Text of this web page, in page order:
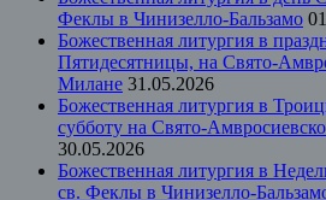
Феклы в Чинизелло-Бальзамо
Божественная литургия в
Пятидесятницы, на Свято-
Милане 31.05.2026
Божественная литургия в
субботу на Свято-
30.05.2026
Божественная литургия в
св. Феклы в Чинизелло-